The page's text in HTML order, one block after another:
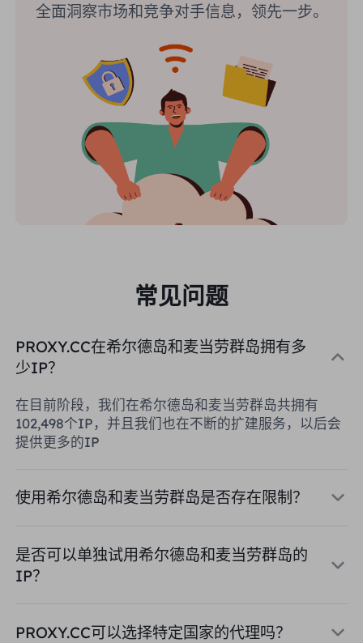
全面洞察市场和竞争对手信息，领先一步。
常见问题
PROXY.CC在希尔德岛和麦当劳群岛拥有多
少IP？
在目前阶段，我们在希尔德岛和麦当劳群岛共拥有
102,498个IP，并且我们也在不断的扩建服务，以后会
提供更多的IP
使用希尔德岛和麦当劳群岛是否存在限制？
是否可以单独试用希尔德岛和麦当劳群岛的
IP？
PROXY.CC可以选择特定国家的代理吗？